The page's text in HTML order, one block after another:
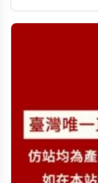
你全面了解這款